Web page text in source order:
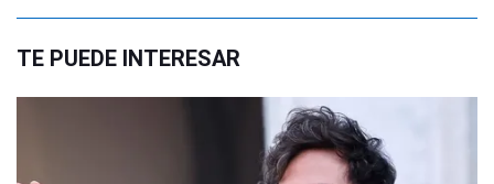
TE PUEDE INTERESAR